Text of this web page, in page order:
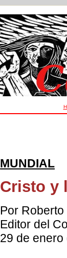
MUNDIAL
Cristo y
Por
Editor del
29 de enero